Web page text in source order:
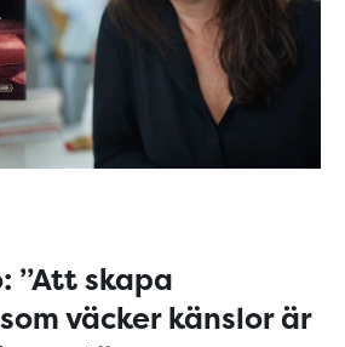
”Att skapa
väcker känslor är